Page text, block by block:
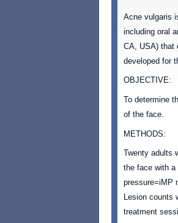
Acne vulgaris
including oral
CA, USA) that
developed for
OBJECTIVE:
To determine
of the face.
METHODS:
Twenty
the face with a
pressure=iMP
Lesion counts
treatment